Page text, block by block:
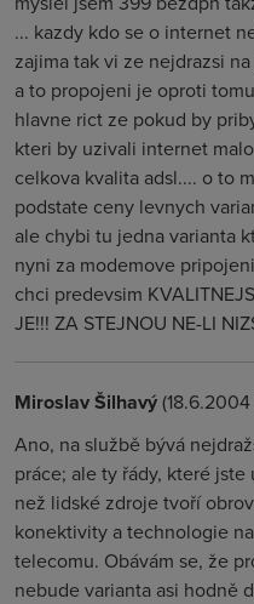
... kazdy kdo se o internet
zajima tak vi ze nejdrazsi
a to propojeni je oproti
hlavne rict ze pokud by
kteri by uzivali internet
celkova kvalita adsl.... o to
podstate ceny levnych
ale chybi tu jedna varianta
nyni za modemove
chci predevsim
JE!!! ZA STEJNOU NE-LI
Miroslav Šilhavý
Ano, na službě bývá
práce; ale ty řády, které
než lidské zdroje tvoří
konektivity a technologie
telecomu. Obávám se, že
nebude varianta asi hodně